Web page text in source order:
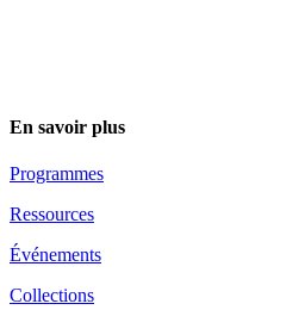
En savoir plus
Programmes
Ressources
Événements
Collections